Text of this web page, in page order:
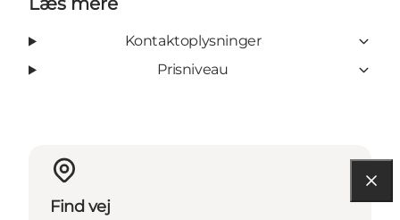
Kontaktoplysninger
Prisniveau
Find vej